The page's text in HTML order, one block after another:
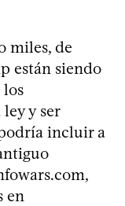
miles, de
están siendo
los
y ser
incluir a
en